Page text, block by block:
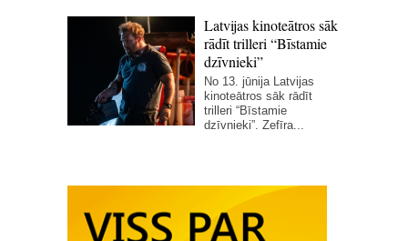
Latvijas kinoteātros sāk
rādīt trilleri “Bīstamie
dzīvnieki”
No 13. jūnija Latvijas
kinoteātros sāk rādīt
trilleri “Bīstamie
dzīvnieki”. Zefīra...